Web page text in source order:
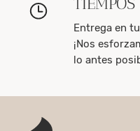
Entrega en
¡Nos
lo antes